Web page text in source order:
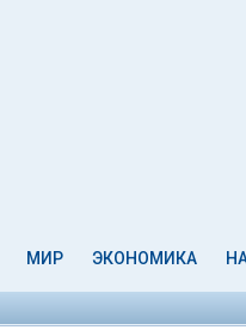
МИР ЭКОНОМИКА